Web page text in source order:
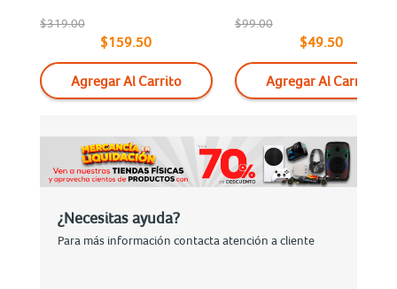
$319.00
$159.50
Agregar Al Carrito
$99.00
$49.50
Agregar Al Carrito
¿Necesitas ayuda?
Para más información contacta atención a cliente